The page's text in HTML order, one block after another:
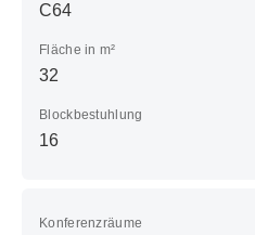
C64
Fläche in m²
32
Blockbestuhlung
16
Konferenzräume